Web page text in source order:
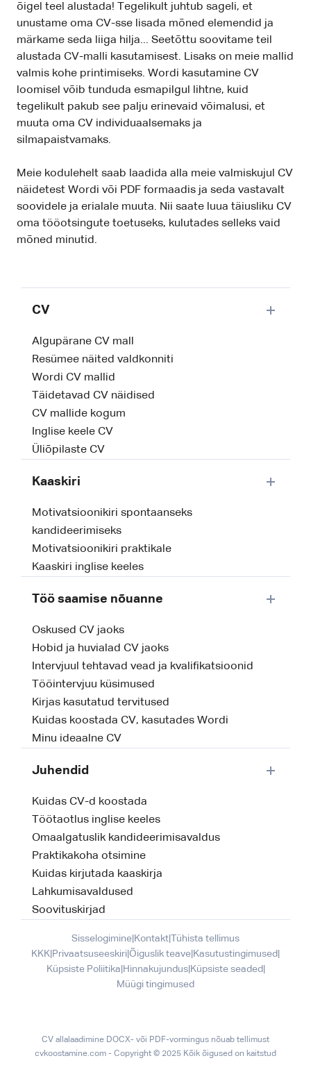
õigel teel alustada! Tegelikult juhtub sageli, et
unustame oma CV-sse lisada mõned elemendid ja
märkame seda liiga hilja... Seetõttu soovitame teil
alustada CV-malli kasutamisest. Lisaks on meie mallid
valmis kohe printimiseks. Wordi kasutamine CV
loomisel võib tunduda esmapilgul lihtne, kuid
tegelikult pakub see palju erinevaid võimalusi, et
muuta oma CV individuaalsemaks ja
silmapaistvamaks.
Meie kodulehelt saab laadida alla meie valmiskujul CV
näidetest Wordi või PDF formaadis ja seda vastavalt
soovidele ja erialale muuta. Nii saate luua täiusliku CV
oma tööotsingute toetuseks, kulutades selleks vaid
mõned minutid.
CV
Algupärane CV mall
Resümee näited valdkonniti
Wordi CV mallid
Täidetavad CV näidised
CV mallide kogum
Inglise keele CV
Üliõpilaste CV
Kaaskiri
Motivatsioonikiri spontaanseks
kandideerimiseks
Motivatsioonikiri praktikale
Kaaskiri inglise keeles
Töö saamise nõuanne
Oskused CV jaoks
Hobid ja huvialad CV jaoks
Intervjuul tehtavad vead ja kvalifikatsioonid
Tööintervjuu küsimused
Kirjas kasutatud tervitused
Kuidas koostada CV, kasutades Wordi
Minu ideaalne CV
Juhendid
Kuidas CV-d koostada
Töötaotlus inglise keeles
Omaalgatuslik kandideerimisavaldus
Praktikakoha otsimine
Kuidas kirjutada kaaskirja
Lahkumisavaldused
Soovituskirjad
Sisselogimine Kontakt Tühista tellimus
KKK Privaatsuseeskiri Õiguslik teave Kasutustingimused
Küpsiste Poliitika Hinnakujundus| Küpsiste seaded
Müügi tingimused
CV allalaadimine DOCX- või PDF-vormingus nõuab tellimust
cvkoostamine.com - Copyright © 2025 Kõik õigused on kaitstud